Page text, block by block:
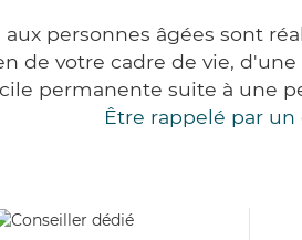
aux personnes âgées sont
de votre cadre de vie,
permanente suite à une
Être rappelé par